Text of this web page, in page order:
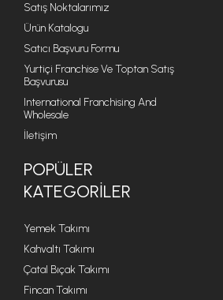
Satış Noktalarımız
Ürün Katalogu
Satıcı Başvuru Formu
Yurtiçi Franchise Ve Toptan Satış
Başvurusu
International Franchising And
Wholesale
İletişim
POPÜLER
KATEGORILER
Yemek Takımı
Kahvaltı Takımı
Çatal Bıçak Takımı
Fincan Takımı